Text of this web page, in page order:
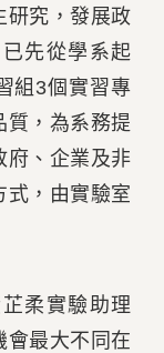
研究，發展政
先從學系起
組3個實習專
質，為系務提
府、企業及非
式，由實驗室
柔實驗助理
會最大不同在